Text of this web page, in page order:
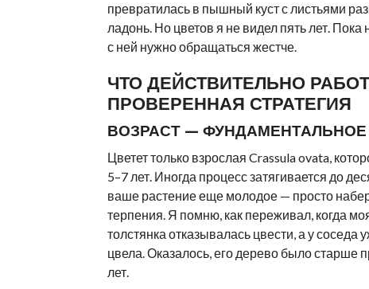
превратилась в пышный куст с листьями
ладонь. Но цветов я не видел пять лет. Пока
с ней нужно обращаться жестче.
ЧТО ДЕЙСТВИТЕЛЬНО
ПРОВЕРЕННАЯ СТРАТЕГИЯ
ВОЗРАСТ —
Цветет только взрослая Crassula ovata,
5–7 лет. Иногда процесс затягивается до
ваше растение еще молодое — просто
терпения. Я помню, как переживал, когда
толстянка отказывалась цвести, а у соседа
цвела. Оказалось, его дерево было старше
лет.